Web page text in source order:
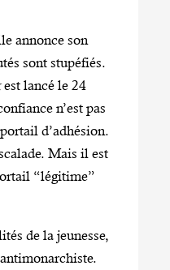
annonce son
sont stupéfiés.
est lancé le 24
n’est pas
d’adhésion.
Mais il est
“légitime”
de la jeunesse,